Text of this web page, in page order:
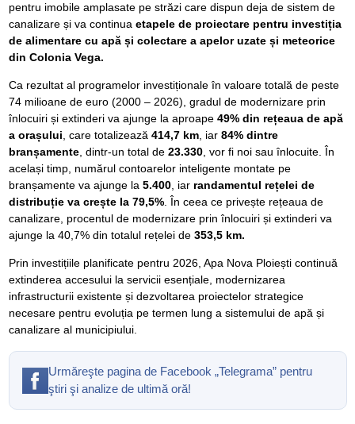
pentru imobile amplasate pe străzi care dispun deja de sistem de
canalizare și va continua etapele de proiectare pentru investiția
de alimentare cu apă și colectare a apelor uzate și meteorice
din Colonia Vega.
Ca rezultat al programelor investiționale în valoare totală de peste
74 milioane de euro (2000 – 2026), gradul de modernizare prin
înlocuiri și extinderi va ajunge la aproape 49% din rețeaua de apă
a orașului, care totalizează 414,7 km, iar 84% dintre
branșamente, dintr-un total de 23.330, vor fi noi sau înlocuite. În
același timp, numărul contoarelor inteligente montate pe
branșamente va ajunge la5.400, iar randamentul rețelei de
distribuție va crește la 79,5%. În ceea ce privește rețeaua de
canalizare, procentul de modernizare prin înlocuiri și extinderi va
ajunge la 40,7% din totalul rețelei de 353,5 km.
Prin investițiile planificate pentru 2026, Apa Nova Ploiești continuă
extinderea accesului la servicii esențiale, modernizarea
infrastructurii existente și dezvoltarea proiectelor strategice
necesare pentru evoluția pe termen lung a sistemului de apă și
canalizare al municipiului.
Urmăreşte pagina de Facebook „Telegrama” pentru
ştiri şi analize de ultimă oră!